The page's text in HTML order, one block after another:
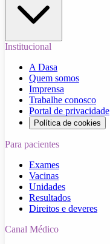
Institucional
A Dasa
Quem somos
Imprensa
Trabalhe conosco
Portal de privacidade
Política de cookies
Para pacientes
Exames
Vacinas
Unidades
Resultados
Direitos e deveres
Canal Médico